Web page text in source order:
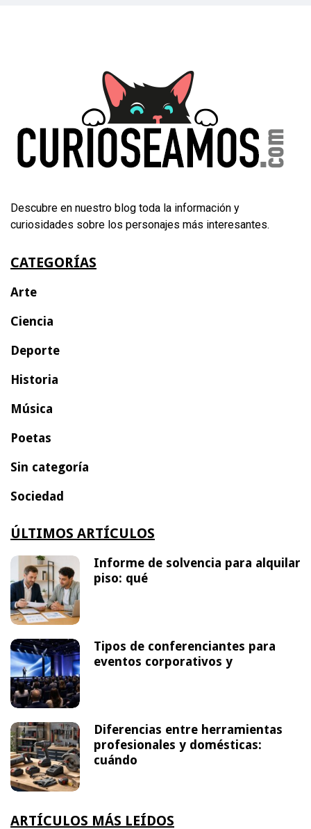
Descubre en nuestro blog toda la información y
curiosidades sobre los personajes más interesantes.
CATEGORÍAS
Arte
Ciencia
Deporte
Historia
Música
Poetas
Sin categoría
Sociedad
ÚLTIMOS ARTÍCULOS
Informe de solvencia para alquilar
piso: qué
Tipos de conferenciantes para
eventos corporativos y
Diferencias entre herramientas
profesionales y domésticas:
cuándo
ARTÍCULOS MÁS LEÍDOS